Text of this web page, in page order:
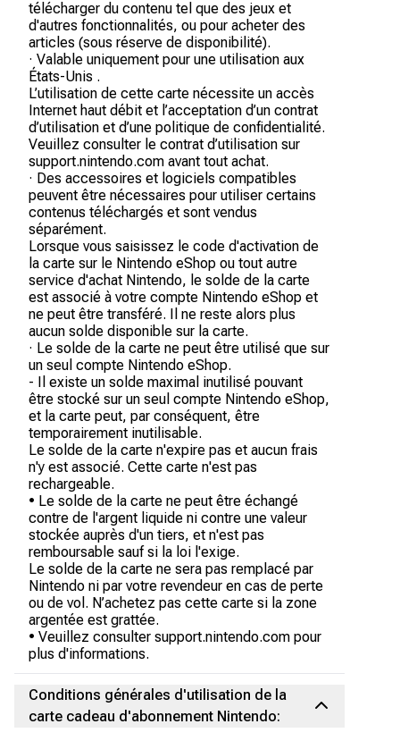
télécharger du contenu tel que des jeux et
d'autres fonctionnalités, ou pour acheter des
articles (sous réserve de disponibilité).
· Valable uniquement pour une utilisation aux
États-Unis .
L’utilisation de cette carte nécessite un accès
Internet haut débit et l’acceptation d’un contrat
d’utilisation et d’une politique de confidentialité.
Veuillez consulter le contrat d’utilisation sur
support.nintendo.com avant tout achat.
· Des accessoires et logiciels compatibles
peuvent être nécessaires pour utiliser certains
contenus téléchargés et sont vendus
séparément.
Lorsque vous saisissez le code d'activation de
la carte sur le Nintendo eShop ou tout autre
service d'achat Nintendo, le solde de la carte
est associé à votre compte Nintendo eShop et
ne peut être transféré. Il ne reste alors plus
aucun solde disponible sur la carte.
· Le solde de la carte ne peut être utilisé que sur
un seul compte Nintendo eShop.
- Il existe un solde maximal inutilisé pouvant
être stocké sur un seul compte Nintendo eShop,
et la carte peut, par conséquent, être
temporairement inutilisable.
Le solde de la carte n'expire pas et aucun frais
n'y est associé. Cette carte n'est pas
rechargeable.
• Le solde de la carte ne peut être échangé
contre de l'argent liquide ni contre une valeur
stockée auprès d'un tiers, et n'est pas
remboursable sauf si la loi l'exige.
Le solde de la carte ne sera pas remplacé par
Nintendo ni par votre revendeur en cas de perte
ou de vol. N’achetez pas cette carte si la zone
argentée est grattée.
• Veuillez consulter support.nintendo.com pour
plus d'informations.
Conditions générales d'utilisation de la
carte cadeau d'abonnement Nintendo: